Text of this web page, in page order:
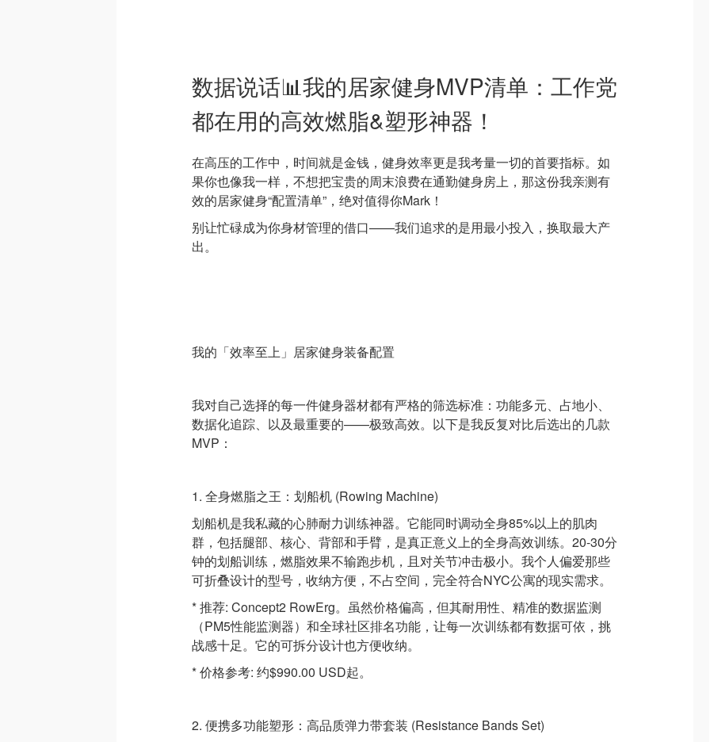
数据说话📊我的居家健身MVP清单：工作党
都在用的高效燃脂&塑形神器！
在高压的工作中，时间就是金钱，健身效率更是我考量一切的首要指标。如
果你也像我一样，不想把宝贵的周末浪费在通勤健身房上，那这份我亲测有
效的居家健身“配置清单”，绝对值得你Mark！
别让忙碌成为你身材管理的借口——我们追求的是用最小投入，换取最大产
出。
我的「效率至上」居家健身装备配置
我对自己选择的每一件健身器材都有严格的筛选标准：功能多元、占地小、
数据化追踪、以及最重要的——极致高效。以下是我反复对比后选出的几款
MVP：
1. 全身燃脂之王：划船机 (Rowing Machine)
划船机是我私藏的心肺耐力训练神器。它能同时调动全身85%以上的肌肉
群，包括腿部、核心、背部和手臂，是真正意义上的全身高效训练。20-30分
钟的划船训练，燃脂效果不输跑步机，且对关节冲击极小。我个人偏爱那些
可折叠设计的型号，收纳方便，不占空间，完全符合NYC公寓的现实需求。
* 推荐: Concept2 RowErg。虽然价格偏高，但其耐用性、精准的数据监测
（PM5性能监测器）和全球社区排名功能，让每一次训练都有数据可依，挑
战感十足。它的可拆分设计也方便收纳。
* 价格参考: 约$990.00 USD起。
2. 便携多功能塑形：高品质弹力带套装 (Resistance Bands Set)